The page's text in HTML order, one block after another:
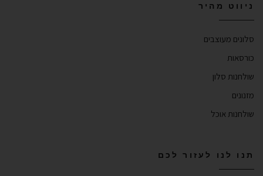
ניווט מהיר
סלונים מעוצבים
כורסאות
שולחנות סלון
מזנונים
שולחנות אוכל
תנו לנו לעזור לכם